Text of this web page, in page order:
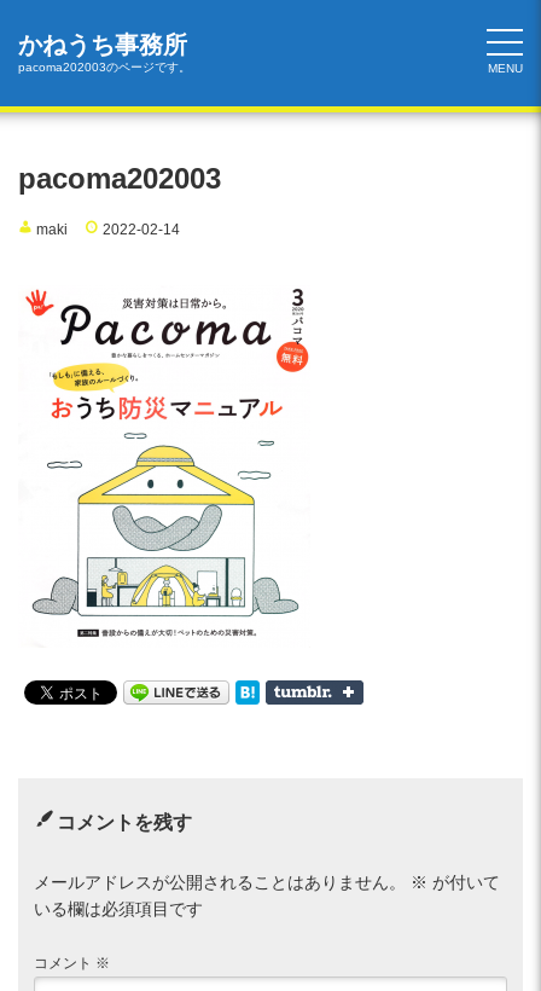
ツ
かねうち事務所
pacoma202003のページです。 MENU
pacoma202003
maki 2022-02-14
コメントを残す
メールアドレスが公開されることはありません。 ※ が付いて
いる欄は必須項目です
コメント ※